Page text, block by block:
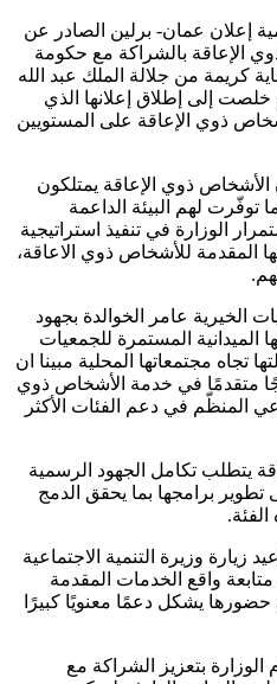
إعلان عمان- برلين الصادر عن
ذوي الإعاقة بالشراكة مع حكومة
كريمة من جلالة الملك عبد الله
خلصت إلى إطلاق إعلانها الذي
ذوي الإعاقة على المستويين
الأشخاص ذوي الإعاقة يمتلكون
توفّرت لهم البيئة الداعمة
الوزارة في تنفيذ استراتيجية
المقدمة للأشخاص ذوي الاعاقة،
الخيرية عامر الخوالدة بجهود
الميدانية المستمرة للجمعيات
تجاه مجتمعاتها المحلية مبينا ان
متقدمًا في خدمة الأشخاص ذوي
المنظّم في دعم الفئات الأكثر
يتطلب تكامل الجهود الرسمية
برامجها بما يحقق الدمج
زيارة وزيرة التنمية الاجتماعية
واقع الخدمات المقدمة
يشكل دعمًا معنويًا كبيرًا
بتعزيز الشراكة مع